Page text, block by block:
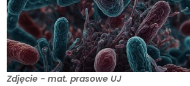
Zdjęcie - mat. prasowe UJ